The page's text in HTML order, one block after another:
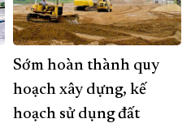
Sớm hoàn thành quy
hoạch xây dựng, kế
hoạch sử dụng đất